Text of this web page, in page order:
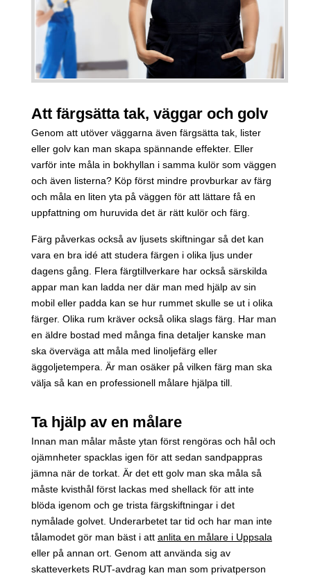
Att färgsätta tak, väggar och golv
Genom att utöver väggarna även färgsätta tak, lister
eller golv kan man skapa spännande effekter. Eller
varför inte måla in bokhyllan i samma kulör som väggen
och även listerna? Köp först mindre provburkar av färg
och måla en liten yta på väggen för att lättare få en
uppfattning om huruvida det är rätt kulör och färg.
Färg påverkas också av ljusets skiftningar så det kan
vara en bra idé att studera färgen i olika ljus under
dagens gång. Flera färgtillverkare har också särskilda
appar man kan ladda ner där man med hjälp av sin
mobil eller padda kan se hur rummet skulle se ut i olika
färger. Olika rum kräver också olika slags färg. Har man
en äldre bostad med många fina detaljer kanske man
ska överväga att måla med linoljefärg eller
äggoljetempera. Är man osäker på vilken färg man ska
välja så kan en professionell målare hjälpa till.
Ta hjälp av en målare
Innan man målar måste ytan först rengöras och hål och
ojämnheter spacklas igen för att sedan sandpappras
jämna när de torkat. Är det ett golv man ska måla så
måste kvisthål först lackas med shellack för att inte
blöda igenom och ge trista färgskiftningar i det
nymålade golvet. Underarbetet tar tid och har man inte
tålamodet gör man bäst i att anlita en målare i Uppsala
eller på annan ort. Genom att använda sig av
skatteverkets RUT-avdrag kan man som privatperson